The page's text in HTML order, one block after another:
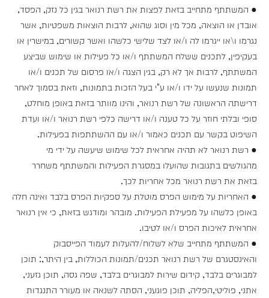
● המשתתף מתחייב בזאת לפצות את רשת רנואר בגין כל נזק, הפסד,
אובדן או הוצאה, מכל מין וסוג שהוא, לרבות הוצאות משפטיות, אשר
נגרמו ו\או ייגרמו לה ו/או לצד שלישי כלשהו ואשר קשורים, במישרין או
בעקיפין, לתכנים ששלח המשתתף ו/או כל פעילות או שימוש שביצע
המשתתף, לרבות אך לא רק, בגין הצגה ו/או פרסום של תכנים ו/או
תמונות שנעשו על ידו ו/או ע"י בעל הזכות בתמונות, וזאת בסמוך לאחר
דרישתה הראשונה של רשת רנואר, והינו מוותר בזאת באופן מוחלט,
סופי ובלתי חוזר על כל טענה ו/או דרישה כלפי רשת רנואר ו/או ועדת
השיפוט בקשר עם תכנים כאמור ו/או עם ההשתתפות בפעילות.
● רשת רנואר לא תהיה אחראית לכל שימוש שיעשה על ידי מי
מהגולשים בתגובות שהועלו במסגרת הפעילות והמשתתף משחרר
בזאת את רשת רנואר מכל אחריות לכך.
● האחריות על מימוש הפרס מוטלת על ספקיות הפרס בלבד ואינה חלה
באופן כלשהו על מפעילת הפעילות. מובהר ומודגש בזאת, כי אין רנואר
אחראית לאיכות הפרס ו/או לטיבו.
● המשתתף מתחייב שלא לשלוח/להעלות לעמוד הפייסבוק
והאינסטגרם של רשת רנואר תכנים/תמונות הכוללות, בין היתר,: תוכן
למבוגרים בלבד, קידום שירות למבוגרים בלבד, שפה גסה, תוכן גזעני,
אתני, פוליטי,הפליה, תוכן פוגעני, הסתה לשנאה או מעורר התנגדות